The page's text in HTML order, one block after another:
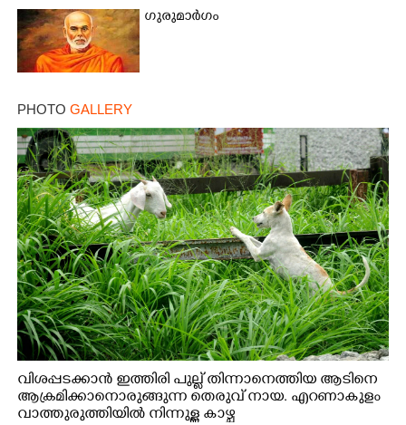
ഗുരുമാർഗം
PHOTO GALLERY
വിശപ്പടക്കാൻ ഇത്തിരി പുല്ല് തിന്നാനെത്തിയ ആടിനെ
ആക്രമിക്കാനൊരുങ്ങുന്ന തെരുവ് നായ. എറണാകുളം
വാത്തുരുത്തിയിൽ നിന്നുള്ള കാഴ്ച